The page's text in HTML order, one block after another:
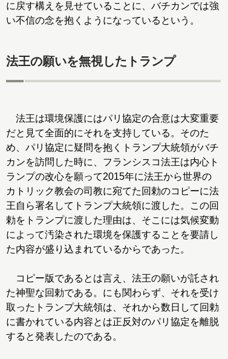
に戻す構えを見せていることに、バチカンでは強
い不信の念を抱くようになっているという。
法王の願いを無視したトランプ
法王は環境保護にはパリ協定の合意は大変重要
だと見て全面的にそれを支持している。そのた
め、パリ協定に疑問を抱くトランプ大統領がバチ
カンを訪問した時に、フランシスコ法王は内心ト
ランプの改心を願って2015年に法王から世界の
カトリック教会の司教に宛てた回勅のコピーに法
王自ら署名してトランプ大統領に渡した。この回
勅をトランプに渡した理由は、そこには気候変動
によって汚染された環境を保護することを要請し
た内容が盛り込まれているからであった。
コピー版であるとは言え、法王の願いが託され
た神聖な回勅である。にも関わらず、それを受け
取ったトランプ大統領は、それから数日して回勅
に書かれている内容とは正反対のパリ協定を離脱
すると発表したのである。